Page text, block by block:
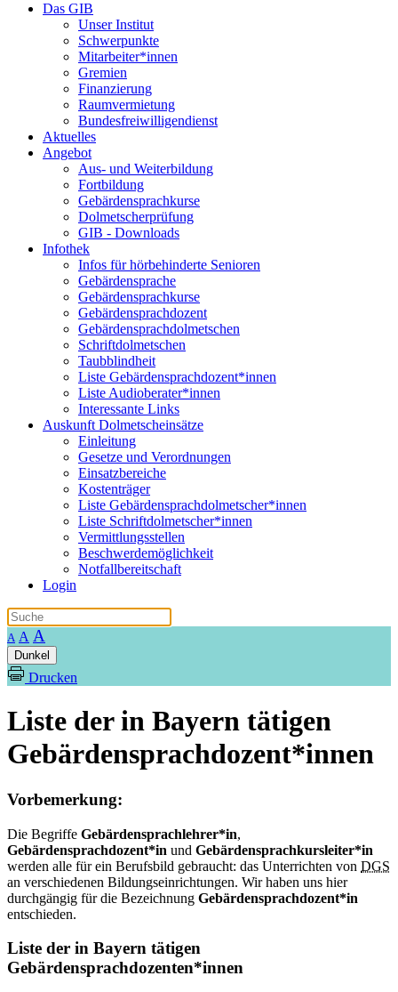
Das GIB
Unser Institut
Schwerpunkte
Mitarbeiter*innen
Gremien
Finanzierung
Raumvermietung
Bundesfreiwilligendienst
Aktuelles
Angebot
Aus- und Weiterbildung
Fortbildung
Gebärdensprachkurse
Dolmetscherprüfung
GIB - Downloads
Infothek
Infos für hörbehinderte Senioren
Gebärdensprache
Gebärdensprachkurse
Gebärdensprachdozent
Gebärdensprachdolmetschen
Schriftdolmetschen
Taubblindheit
Liste Gebärdensprachdozent*innen
Liste Audioberater*innen
Interessante Links
Auskunft Dolmetscheinsätze
Einleitung
Gesetze und Verordnungen
Einsatzbereiche
Kostenträger
Liste Gebärdensprachdolmetscher*innen
Liste Schriftdolmetscher*innen
Vermittlungsstellen
Beschwerdemöglichkeit
Notfallbereitschaft
Login
A A A
Dunkel
Drucken
Liste der in Bayern tätigen
Gebärdensprachdozent*innen
Vorbemerkung:
Die Begriffe Gebärdensprachlehrer*in,
Gebärdensprachdozent*in und Gebärdensprachkursleiter*in
werden alle für ein Berufsbild gebraucht: das Unterrichten von DGS
an verschiedenen Bildungseinrichtungen. Wir haben uns hier
durchgängig für die Bezeichnung Gebärdensprachdozent*in
entschieden.
Liste der in Bayern tätigen
Gebärdensprachdozenten*innen